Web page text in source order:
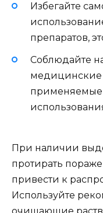
Избегайте
препаратов,
Соблюдайте
медицинские
применяемые
При наличии
протирать
привести к
Используйте